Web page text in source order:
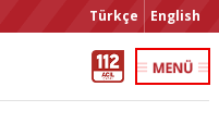
Türkçe English